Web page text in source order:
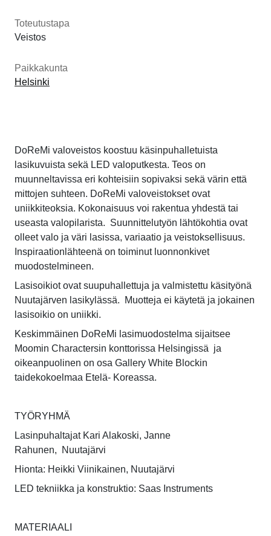
Toteutustapa
Veistos
Paikkakunta
Helsinki
DoReMi valoveistos koostuu käsinpuhalletuista
lasikuvuista sekä LED valoputkesta. Teos on
muunneltavissa eri kohteisiin sopivaksi sekä värin että
mittojen suhteen. DoReMi valoveistokset ovat
uniikkiteoksia. Kokonaisuus voi rakentua yhdestä tai
useasta valopilarista. Suunnittelutyön lähtökohtia ovat
olleet valo ja väri lasissa, variaatio ja veistoksellisuus.
Inspiraationlähteenä on toiminut luonnonkivet
muodostelmineen.
Lasisoikiot ovat suupuhallettuja ja valmistettu käsityönä
Nuutajärven lasikylässä. Muotteja ei käytetä ja jokainen
lasisoikio on uniikki.
Keskimmäinen DoReMi lasimuodostelma sijaitsee
Moomin Charactersin konttorissa Helsingissä ja
oikeanpuolinen on osa Gallery White Blockin
taidekokoelmaa Etelä- Koreassa.
TYÖRYHMÄ
Lasinpuhaltajat Kari Alakoski, Janne
Rahunen, Nuutajärvi
Hionta: Heikki Viinikainen, Nuutajärvi
LED tekniikka ja konstruktio: Saas Instruments
MATERIAALI